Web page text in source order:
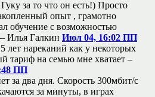
за то что он есть!) Просто
опыт , грамотно
обучение с возможностью
Илья Галкин Июл 04, 16:02 ПП
лет нареканий как у некоторых
тариф на семью мне хватает –
ПП
за два дня. Скорость 300мбит/с
за минуты, в играх